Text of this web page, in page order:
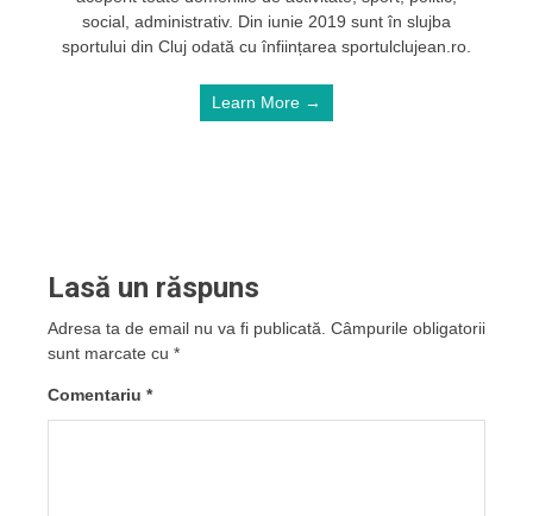
social, administrativ. Din iunie 2019 sunt în slujba
sportului din Cluj odată cu înființarea sportulclujean.ro.
Learn More →
Lasă un răspuns
Adresa ta de email nu va fi publicată. Câmpurile obligatorii
sunt marcate cu *
Comentariu *